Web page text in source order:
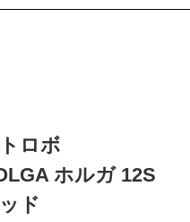
ロボ
ホルガ 12S
ド